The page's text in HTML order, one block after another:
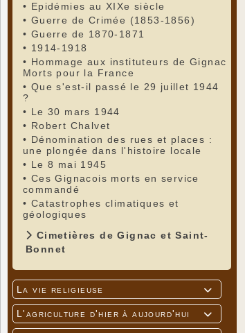
• Epidémies au XIXe siècle
• Guerre de Crimée (1853-1856)
• Guerre de 1870-1871
• 1914-1918
• Hommage aux instituteurs de Gignac
Morts pour la France
• Que s'est-il passé le 29 juillet 1944
?
• Le 30 mars 1944
• Robert Chalvet
• Dénomination des rues et places :
une plongée dans l'histoire locale
• Le 8 mai 1945
• Ces Gignacois morts en service
commandé
• Catastrophes climatiques et
géologiques
Cimetières de Gignac et Saint-
Bonnet

La vie religieuse

L'agriculture d'hier à aujourd'hui